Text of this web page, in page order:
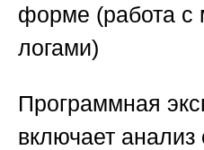
форме (работа с
логами)
Программная
включает